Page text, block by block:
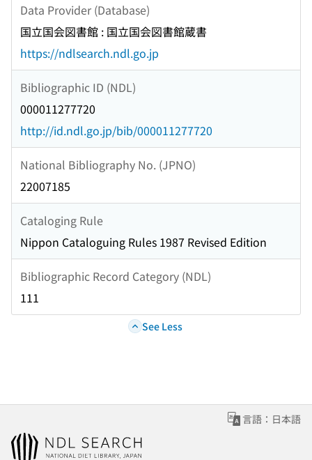
Data Provider (Database)
国立国会図書館 : 国立国会図書館蔵書
https://ndlsearch.ndl.go.jp
Bibliographic ID (NDL)
000011277720
http://id.ndl.go.jp/bib/000011277720
National Bibliography No. (JPNO)
22007185
Cataloging Rule
Nippon Cataloguing Rules 1987 Revised Edition
Bibliographic Record Category (NDL)
111
See Less
言語：日本語